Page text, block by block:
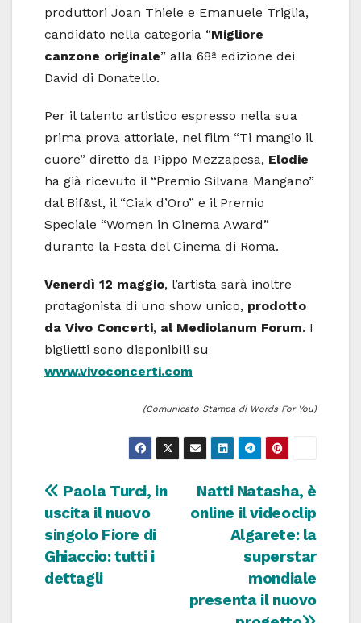
produttori Joan Thiele e Emanuele Triglia,
candidato nella categoria “Migliore
canzone originale” alla 68ª edizione dei
David di Donatello.
Per il talento artistico espresso nella sua
prima prova attoriale, nel film “Ti mangio il
cuore” diretto da Pippo Mezzapesa, Elodie
ha già ricevuto il “Premio Silvana Mangano”
dal Bif&st, il “Ciak d’Oro” e il Premio
Speciale “Women in Cinema Award”
durante la Festa del Cinema di Roma.
Venerdì 12 maggio, l’artista sarà inoltre
protagonista di uno show unico, prodotto
da Vivo Concerti, al Mediolanum Forum. I
biglietti sono disponibili su
www.vivoconcerti.com
(Comunicato Stampa di Words For You)
Navigazione
articoli
Natti Natasha, è
online il videoclip
Algarete: la
superstar
mondiale
presenta il nuovo
Paola Turci, in
uscita il nuovo
singolo Fiore di
Ghiaccio: tutti i
dettagli